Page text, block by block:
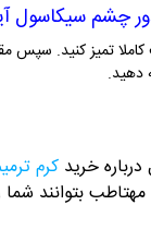
چشم سیکاسول
تمیز کنید. سپس
دهید.
خرید کرم
بتوانند شما